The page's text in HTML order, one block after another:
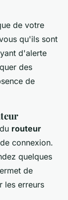
de votre
qu'ils sont
d'alerte
des
de
routeur
connexion.
quelques
de
les erreurs